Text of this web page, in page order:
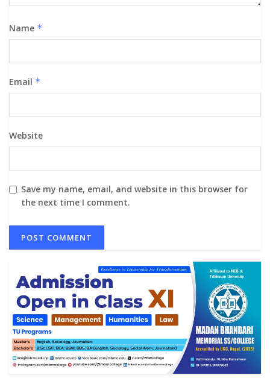
Name *
Email *
Website
Save my name, email, and website in this browser for
the next time I comment.